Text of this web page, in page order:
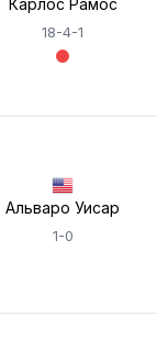
Карлос Рамос
18-4-1
Альваро Уисар
1-0